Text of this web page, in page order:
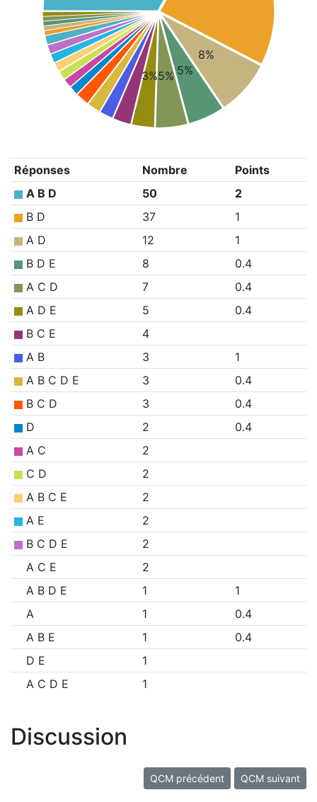
8%
5%
5%
3%
Réponses Nombre
Points
A B D
50
2
B D
37
1
A D
12
1
B D E
8
0.4
A C D
7
0.4
A D E
5
0.4
B C E
4
A B
3
1
A B C D E
3
0.4
B C D
3
0.4
D
2
0.4
A C
2
C D
2
A B C E
2
A E
2
B C D E
2
A C E
2
A B D E
1
1
A
1
0.4
A B E
1
0.4
D E
1
A C D E
1
Discussion
QCM précédent QCM suivant